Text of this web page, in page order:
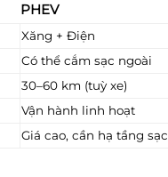
PHEV
Xăng + Điện
Có thể cắm sạc ngoài
30–60 km (tuỳ xe)
Vận hành linh hoạt
Giá cao, cần hạ tầng sạc